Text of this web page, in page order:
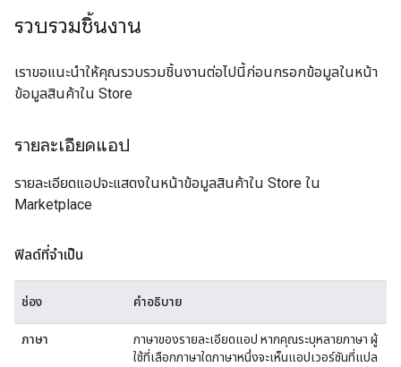
รวบรวมชิ้นงาน
เราขอแนะนำให้คุณรวบรวมชิ้นงานต่อไปนี้ก่อนกรอกข้อมูลในหน้า
ข้อมูลสินค้าใน Store
รายละเอียดแอป
รายละเอียดแอปจะแสดงในหน้าข้อมูลสินค้าใน Store ใน
Marketplace
ฟิลด์ที่จำเป็น
ช่อง คำอธิบาย
ภาษา
ภาษาของรายละเอียดแอป หากคุณระบุหลายภาษา ผู้
ใช้ที่เลือกภาษาใดภาษาหนึ่งจะเห็นแอปเวอร์ชันที่แปล